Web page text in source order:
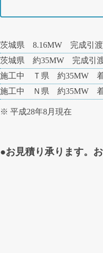
茨城県 8.16MW 完成引渡
茨城県 約35MW 完成引
施工中 Ｔ県 約35MW
施工中 Ｎ県 約35MW
※ 平成28年8月現在
●お見積り承ります。